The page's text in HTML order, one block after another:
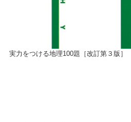
実力をつける地理100題［改訂第３版］